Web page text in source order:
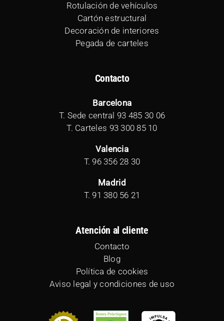
Rotulación de vehículos
Cartón estructural
Decoración de interiores
Pegada de carteles
Contacto
Barcelona
T. Sede central 93 485 30 06
T. Carteles 93 300 85 10
Valencia
T. 96 356 28 30
Madrid
T. 91 380 56 21
Atención al cliente
Contacto
Blog
Política de cookies
Aviso legal y condiciones de uso